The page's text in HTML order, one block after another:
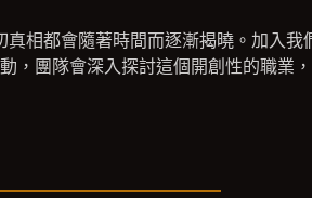
真相都會隨著時間而逐漸揭曉。加入我
，團隊會深入探討這個開創性的職業